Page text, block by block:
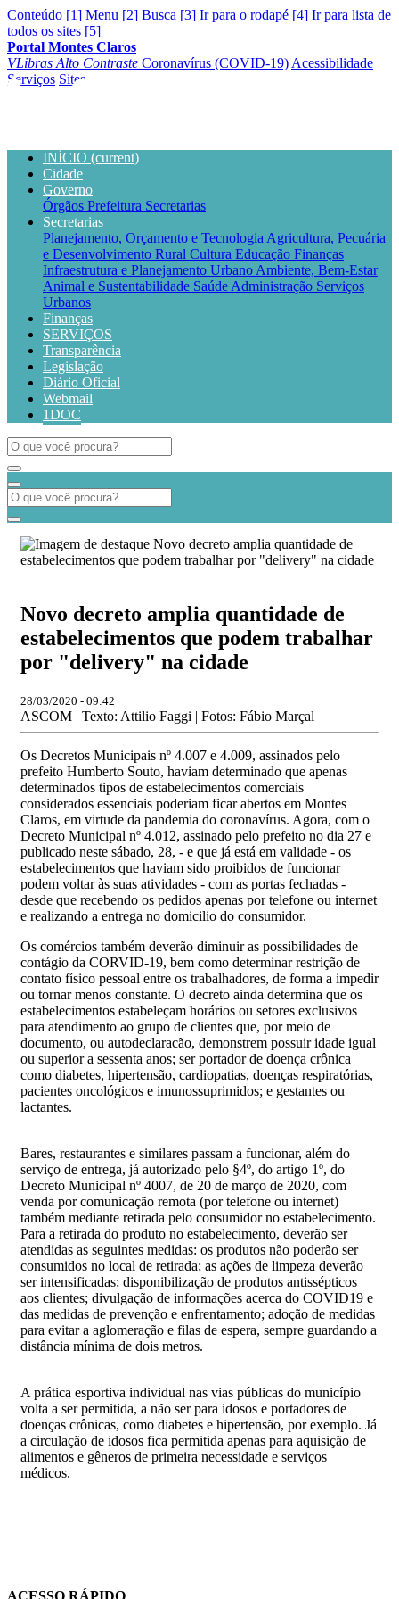
Conteúdo [1] Menu [2] Busca [3] Ir para o rodapé [4] Ir para lista de
todos os sites [5]
Portal Montes Claros
VLibras Alto Contraste Coronavírus (COVID-19) Acessibilidade
Serviços Sites
INÍCIO (current)
Cidade
Governo
Órgãos Prefeitura Secretarias
Secretarias
Planejamento, Orçamento e Tecnologia Agricultura, Pecuária
e Desenvolvimento Rural Cultura Educação Finanças
Infraestrutura e Planejamento Urbano Ambiente, Bem-Estar
Animal e Sustentabilidade Saúde Administração Serviços
Urbanos
Finanças
SERVIÇOS
Transparência
Legislação
Diário Oficial
Webmail
1DOC
Novo decreto amplia quantidade de
estabelecimentos que podem trabalhar
por "delivery" na cidade
28/03/2020 - 09:42
ASCOM | Texto: Attilio Faggi | Fotos: Fábio Marçal
Os Decretos Municipais nº 4.007 e 4.009, assinados pelo
prefeito Humberto Souto, haviam determinado que apenas
determinados tipos de estabelecimentos comerciais
considerados essenciais poderiam ficar abertos em Montes
Claros, em virtude da pandemia do coronavírus. Agora, com o
Decreto Municipal nº 4.012, assinado pelo prefeito no dia 27 e
publicado neste sábado, 28, - e que já está em validade - os
estabelecimentos que haviam sido proibidos de funcionar
podem voltar às suas atividades - com as portas fechadas -
desde que recebendo os pedidos apenas por telefone ou internet
e realizando a entrega no domicilio do consumidor.
Os comércios também deverão diminuir as possibilidades de
contágio da CORVID-19, bem como determinar restrição de
contato físico pessoal entre os trabalhadores, de forma a impedir
ou tornar menos constante. O decreto ainda determina que os
estabelecimentos estabeleçam horários ou setores exclusivos
para atendimento ao grupo de clientes que, por meio de
documento, ou autodeclaracão, demonstrem possuir idade igual
ou superior a sessenta anos; ser portador de doença crônica
como diabetes, hipertensão, cardiopatias, doenças respiratórias,
pacientes oncológicos e imunossuprimidos; e gestantes ou
lactantes.
Bares, restaurantes e similares passam a funcionar, além do
serviço de entrega, já autorizado pelo §4º, do artigo 1º, do
Decreto Municipal nº 4007, de 20 de março de 2020, com
venda por comunicação remota (por telefone ou internet)
também mediante retirada pelo consumidor no estabelecimento.
Para a retirada do produto no estabelecimento, deverão ser
atendidas as seguintes medidas: os produtos não poderão ser
consumidos no local de retirada; as ações de limpeza deverão
ser intensificadas; disponibilização de produtos antissépticos
aos clientes; divulgação de informações acerca do COVID19 e
das medidas de prevenção e enfrentamento; adoção de medidas
para evitar a aglomeração e filas de espera, sempre guardando a
distância mínima de dois metros.
A prática esportiva individual nas vias públicas do município
volta a ser permitida, a não ser para idosos e portadores de
doenças crônicas, como diabetes e hipertensão, por exemplo. Já
a circulação de idosos fica permitida apenas para aquisição de
alimentos e gêneros de primeira necessidade e serviços
médicos.
ACESSO RÁPIDO